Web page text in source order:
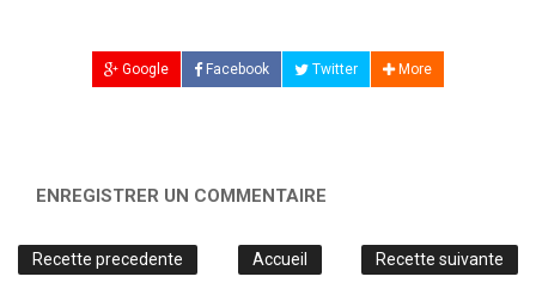
Google Facebook Twitter More
ENREGISTRER UN COMMENTAIRE
Recette precedente Recette suivante
Accueil